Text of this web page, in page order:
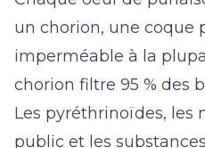
un chorion, une coque
imperméable à la
chorion filtre 95 % des
Les pyréthrinoïdes, les
public et les